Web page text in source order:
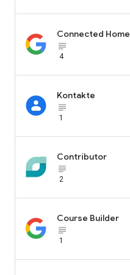
Connected Home
subject_black
4
Kontakte
subject_black
1
Contributor
subject_black
2
Course Builder
subject_black
1